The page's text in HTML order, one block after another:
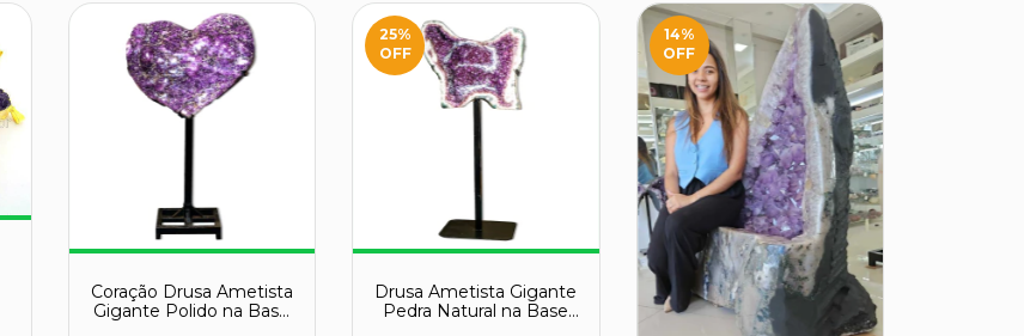
Coração Drusa Ametista
Gigante Polido na Base
25%
OFF
Drusa Ametista Gigante
Pedra Natural na Base
14%
OFF